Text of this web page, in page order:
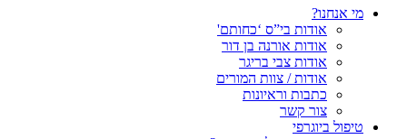
מי אנחנו?
אודות בי”ס ‘כחותם'
אודות אורנה בן דור
אודות צבי בריגר
אודות / צוות המורים
כתבות וראיונות
צור קשר
טיפול ביוגרפי